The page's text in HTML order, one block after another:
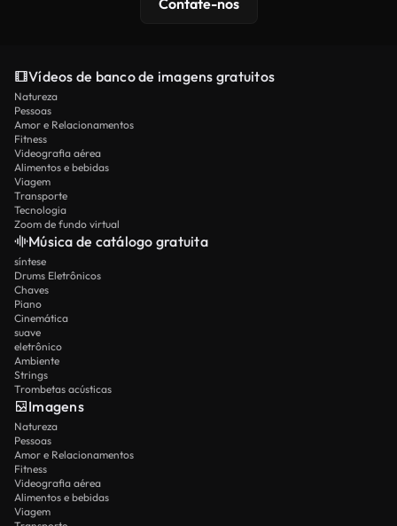
Contate-nos
Vídeos de banco de imagens gratuitos
Natureza
Pessoas
Amor e Relacionamentos
Fitness
Videografia aérea
Alimentos e bebidas
Viagem
Transporte
Tecnologia
Zoom de fundo virtual
Música de catálogo gratuita
síntese
Drums Eletrônicos
Chaves
Piano
Cinemática
suave
eletrônico
Ambiente
Strings
Trombetas acústicas
Imagens
Natureza
Pessoas
Amor e Relacionamentos
Fitness
Videografia aérea
Alimentos e bebidas
Viagem